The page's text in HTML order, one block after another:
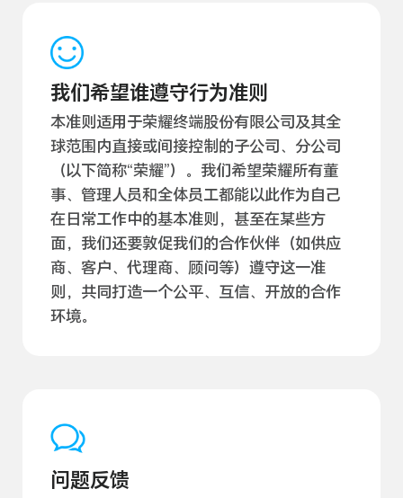
我们希望谁遵守行为准则
本准则适用于荣耀终端股份有限公司及其全
球范围内直接或间接控制的子公司、分公司
（以下简称“荣耀”）。我们希望荣耀所有董
事、管理人员和全体员工都能以此作为自己
在日常工作中的基本准则，甚至在某些方
面，我们还要敦促我们的合作伙伴（如供应
商、客户、代理商、顾问等）遵守这一准
则，共同打造一个公平、互信、开放的合作
环境。
问题反馈